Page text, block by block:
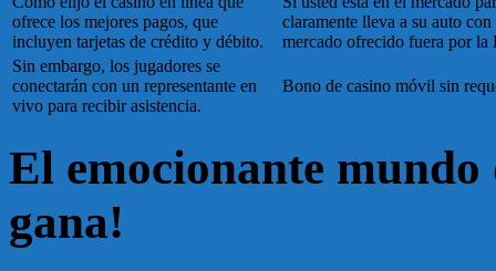
ofrece los mejores pagos, que
incluyen tarjetas de crédito y débito.
claramente lleva a su auto
mercado ofrecido fuera por la
Sin embargo, los jugadores se
conectarán con un representante en
vivo para recibir asistencia.
Bono de casino móvil sin
El emocionante
gana!